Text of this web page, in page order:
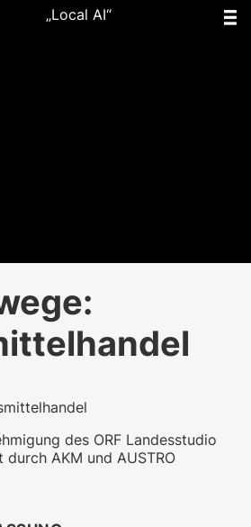
„Local AI“
des ORF Landesstudio
AKM und AUSTRO
(lokales LLM gemma-4-
Blackwell)